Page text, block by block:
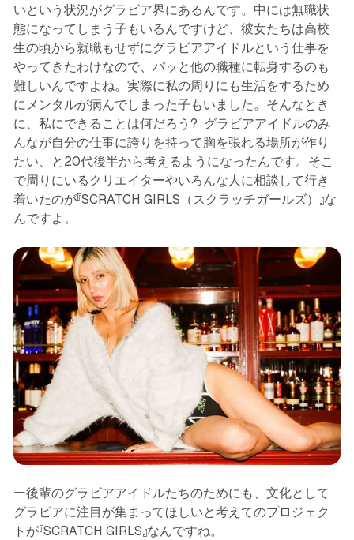
いという状況がグラビア界にあるんです。中には無職状
態になってしまう子もいるんですけど、彼女たちは高校
生の頃から就職もせずにグラビアアイドルという仕事を
やってきたわけなので、パッと他の職種に転身するのも
難しいんですよね。実際に私の周りにも生活をするため
にメンタルが病んでしまった子もいました。そんなとき
に、私にできることは何だろう? グラビアアイドルのみ
んなが自分の仕事に誇りを持って胸を張れる場所が作り
たい、と20代後半から考えるようになったんです。そこ
で周りにいるクリエイターやいろんな人に相談して行き
着いたのが『SCRATCH GIRLS（スクラッチガールズ）』な
んですよ。
ー後輩のグラビアアイドルたちのためにも、文化として
グラビアに注目が集まってほしいと考えてのプロジェク
トが『SCRATCH GIRLS』なんですね。